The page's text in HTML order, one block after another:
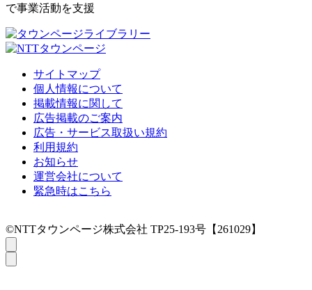
で事業活動を支援
サイトマップ
個人情報について
掲載情報に関して
広告掲載のご案内
広告・サービス取扱い規約
利用規約
お知らせ
運営会社について
緊急時はこちら
©NTTタウンページ株式会社 TP25-193号【261029】